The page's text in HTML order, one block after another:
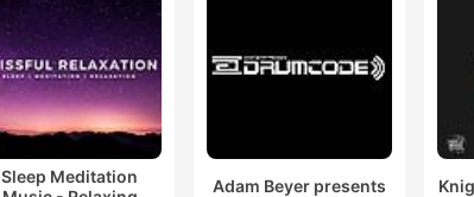
Sleep Meditation
Adam Beyer presents